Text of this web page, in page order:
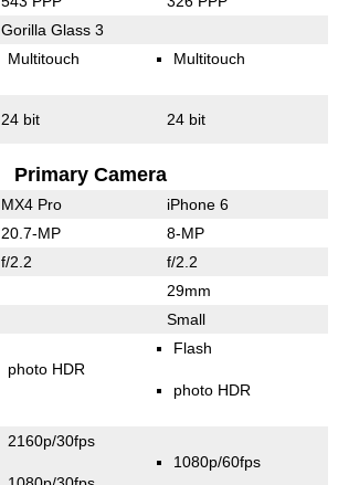
Gorilla Glass 3
Multitouch Multitouch
24 bit 24 bit
Primary Camera
MX4 Pro iPhone 6
20.7-MP 8-MP
f/2.2 f/2.2
29mm
Small
photo HDR
Flash
photo HDR
2160p/30fps
1080p/60fps